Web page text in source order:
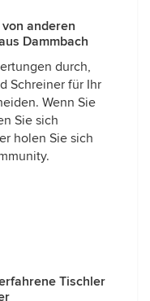
anderen
Dammbach
durch,
Schreiner für Ihr
Wenn Sie
Sie sich
holen Sie sich
Tischler